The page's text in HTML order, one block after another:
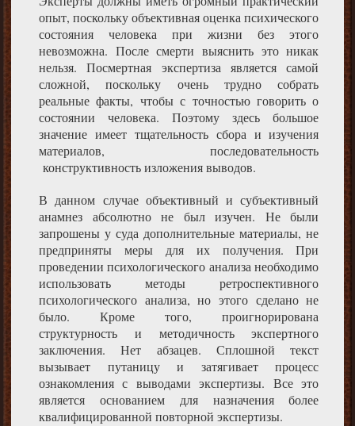
опыт, поскольку объективная оценка психического
состояния человека при жизни без этого
невозможна. После смерти выяснить это никак
нельзя. Посмертная экспертиза является самой
сложной, поскольку очень трудно собрать
реальные факты, чтобы с точностью говорить о
состоянии человека. Поэтому здесь большое
значение имеет тщательность сбора и изучения
материалов, последовательность
конструктивность изложения выводов.
В данном случае объективный и субъективный
анамнез абсолютно не был изучен. Не были
запрошены у суда дополнительные материалы, не
предприняты меры для их получения. При
проведении психологического анализа необходимо
использовать методы ретроспективного
психологического анализа, но этого сделано не
было. Кроме того, проигнорирована
структурность и методичность экспертного
заключения. Нет абзацев. Сплошной текст
вызывает путаницу и затягивает процесс
ознакомления с выводами экспертизы. Все это
является основанием для назначения более
квалифицированной повторной экспертизы.